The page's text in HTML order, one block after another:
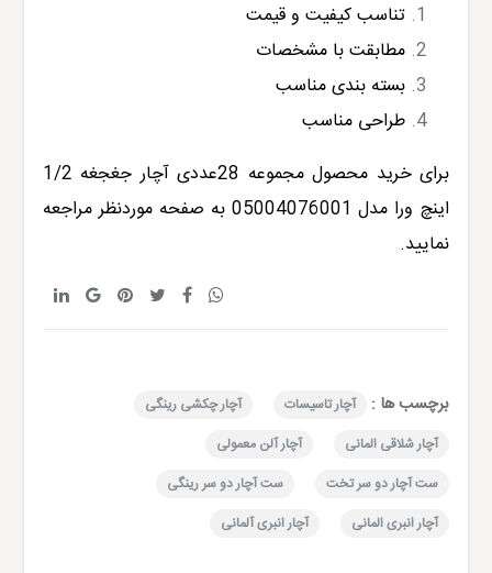
تناسب کیفیت و قیمت
مطابقت با مشخصات
بسته بندی مناسب
طراحی مناسب
برای خرید محصول
مجموعه 28عددی آچار جغجغه 1/2
اینچ ورا مدل 05004076001
به صفحه موردنظر مراجعه
نمایید.
برچسب ها : آچار تاسیسات
آچار چکشی رینگی
آچار شلاقی المانی
آچار آلن معمولی
ست آچار دو سر تخت
ست آچار دو سر رینگی
آچار انبری المانی
آچار انبری آلمانی